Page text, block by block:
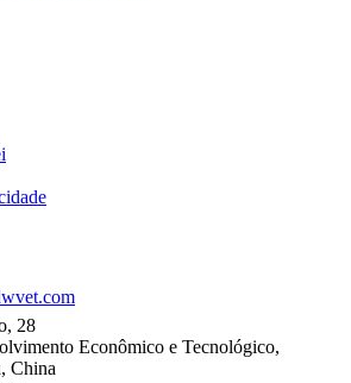
28
Econômico e Tecnológico,
China